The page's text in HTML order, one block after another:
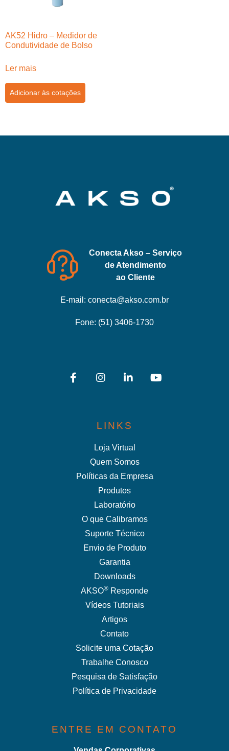
AK52 Hidro – Medidor de
Condutividade de Bolso
Ler mais
Adicionar às cotações
Conecta Akso – Serviço
de Atendimento
ao Cliente
E-mail: conecta@akso.com.br
Fone: (51) 3406-1730
LINKS
Loja Virtual
Quem Somos
Políticas da Empresa
Produtos
Laboratório
O que Calibramos
Suporte Técnico
Envio de Produto
Garantia
Downloads
AKSO® Responde
Vídeos Tutoriais
Artigos
Contato
Solicite uma Cotação
Trabalhe Conosco
Pesquisa de Satisfação
Política de Privacidade
ENTRE EM CONTATO